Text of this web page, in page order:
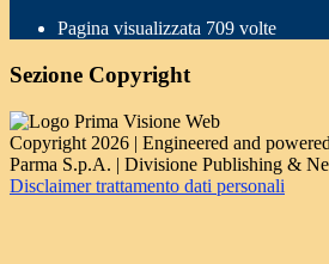
Pagina visualizzata 709 volte
Sezione Copyright
Copyright 2026 | Engineered and
Parma S.p.A. | Divisione Publishing &
Disclaimer trattamento dati personali